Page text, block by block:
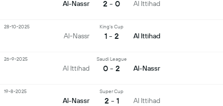
Al-Nassr 2 - 0 Al Ittihad
Al-Nassr
King's Cup
1 - 2 Al Ittihad
28-10-2025
Al Ittihad
Saudi League
0 - 2 Al-Nassr
26-9-2025
Al-Nassr
Super Cup
2 - 1 Al Ittihad
19-8-2025